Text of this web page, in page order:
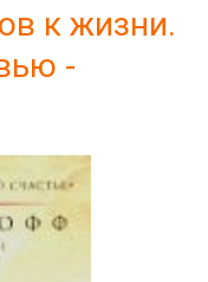
к жизни.
-